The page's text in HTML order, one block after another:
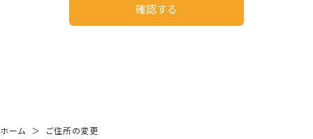
確認する
ホーム ＞ ご住所の変更